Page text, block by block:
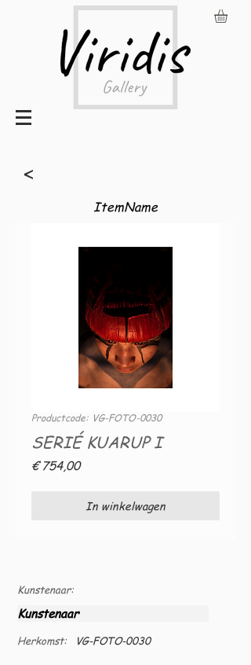
<
ItemName
Productcode: VG-FOTO-0030
SERIÉ KUARUP I
€ 754,00Prijs
In winkelwagen
Kunstenaar:
Kunstenaar
Herkomst: VG-FOTO-0030